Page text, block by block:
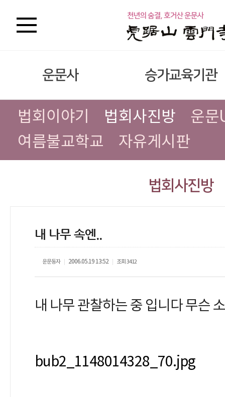
운문사 승가교육기관
법회이야기 법회사진방
운문
여름불교학교
자유게시판
법회사진방
내 나무 속엔..
운문동자 2006.05.19 13:52 조회 3412
내 나무 관찰하는 중 입니다 무슨
bub2_1148014328_70.jpg